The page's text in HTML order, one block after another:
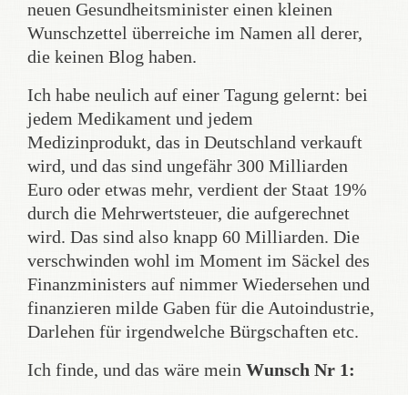
neuen Gesundheitsminister einen kleinen
Wunschzettel überreiche im Namen all derer,
die keinen Blog haben.
Ich habe neulich auf einer Tagung gelernt: bei
jedem Medikament und jedem
Medizinprodukt, das in Deutschland verkauft
wird, und das sind ungefähr 300 Milliarden
Euro oder etwas mehr, verdient der Staat 19%
durch die Mehrwertsteuer, die aufgerechnet
wird. Das sind also knapp 60 Milliarden. Die
verschwinden wohl im Moment im Säckel des
Finanzministers auf nimmer Wiedersehen und
finanzieren milde Gaben für die Autoindustrie,
Darlehen für irgendwelche Bürgschaften etc.
Ich finde, und das wäre mein Wunsch Nr 1: